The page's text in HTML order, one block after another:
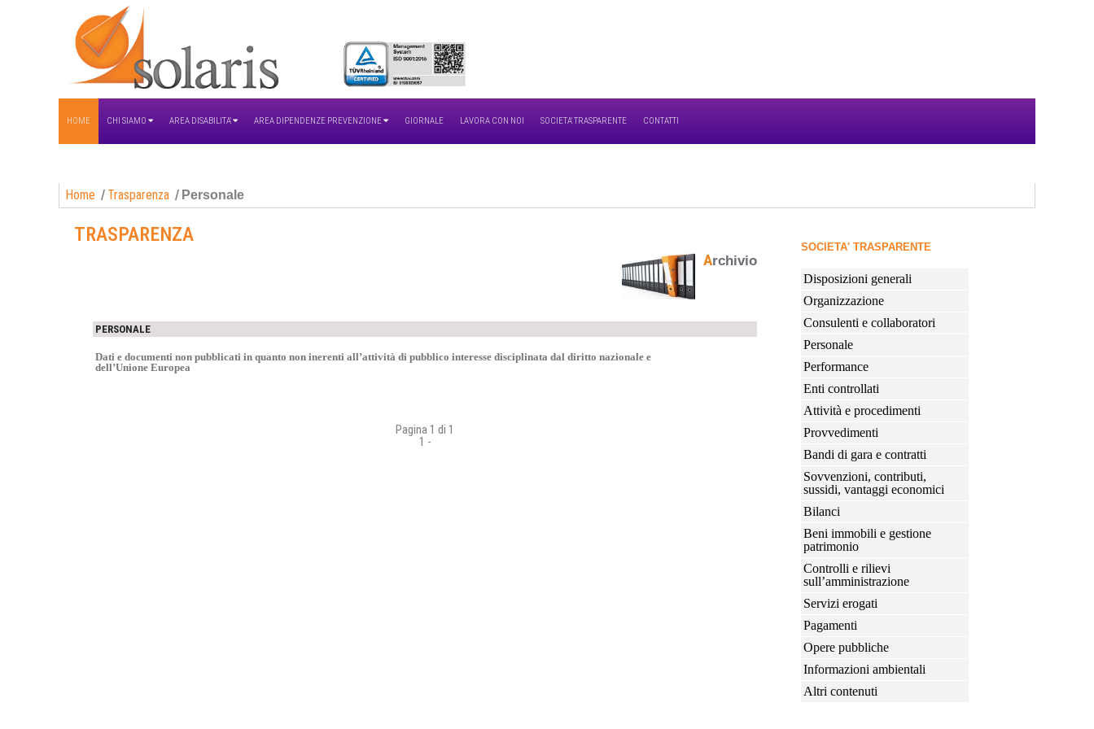
HOME CHI SIAMO AREA DISABILITA' AREA DIPENDENZE PREVENZIONE GIORNALE LAVORA CON NOI SOCIETA' TRASPARENTE CONTATTI
Home Trasparenza Personale
TRASPARENZA
Archivio
PERSONALE
Dati e documenti non pubblicati in quanto non inerenti all’attività di pubblico interesse disciplinata dal diritto nazionale e
dell’Unione Europea
Pagina 1 di 1
1 -
SOCIETA' TRASPARENTE
Disposizioni generali
Organizzazione
Consulenti e collaboratori
Personale
Performance
Enti controllati
Attività e procedimenti
Provvedimenti
Bandi di gara e contratti
Sovvenzioni, contributi,
sussidi, vantaggi economici
Bilanci
Beni immobili e gestione
patrimonio
Controlli e rilievi
sull’amministrazione
Servizi erogati
Pagamenti
Opere pubbliche
Informazioni ambientali
Altri contenuti